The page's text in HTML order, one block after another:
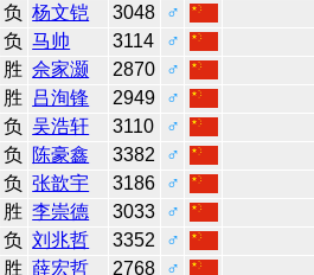
负 杨文铠 3048
♂
负 马帅 3114
♂
胜 佘家灏 2870
♂
胜 吕洵锋 2949
♂
负 吴浩轩 3110
♂
负 陈豪鑫 3382
♂
负 张歆宇 3186
♂
胜 李崇德 3033
♂
负 刘兆哲 3352
♂
胜 薛宏哲 2768 ♂